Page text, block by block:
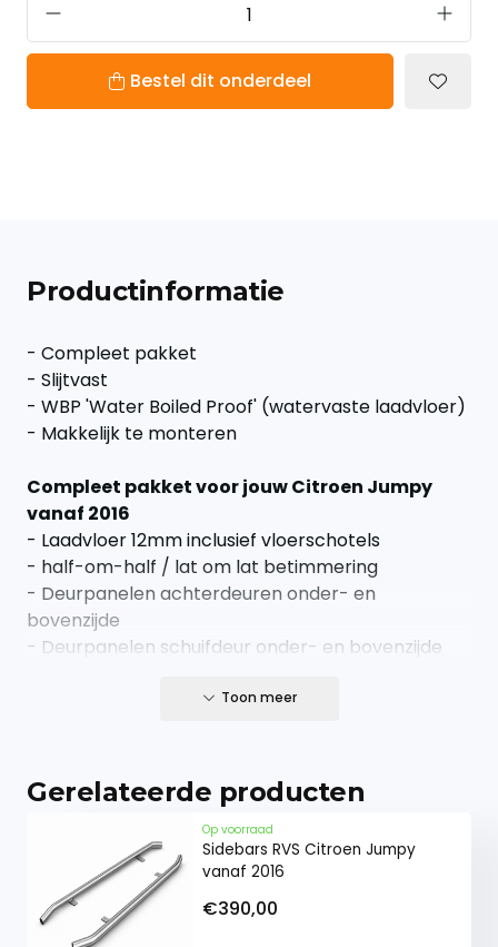
Bestel dit onderdeel
Productinformatie
- Compleet pakket
- Slijtvast
- WBP 'Water Boiled Proof' (watervaste laadvloer)
- Makkelijk te monteren
Compleet pakket voor jouw Citroen Jumpy
vanaf 2016
- Laadvloer 12mm inclusief vloerschotels
- half-om-half / lat om lat betimmering
- Deurpanelen achterdeuren onder- en
bovenzijde
- Deurpanelen schuifdeur onder- en bovenzijde
de bus te tillen. De laadvloeren zijn veelal uit een
stuk. Alleen bij de langere modellen bedrijfswagen
bestaat de vloer uit twee delen. Schroef eenvoudig
de laadvloer vast met de meegeleverde zelf
borende schroeven. Laadvloeren langer dan
305cm bestaan uit twee delen.
Toon meer
Gerelateerde producten
Op voorraad
Sidebars RVS Citroen Jumpy
vanaf 2016
€390,00